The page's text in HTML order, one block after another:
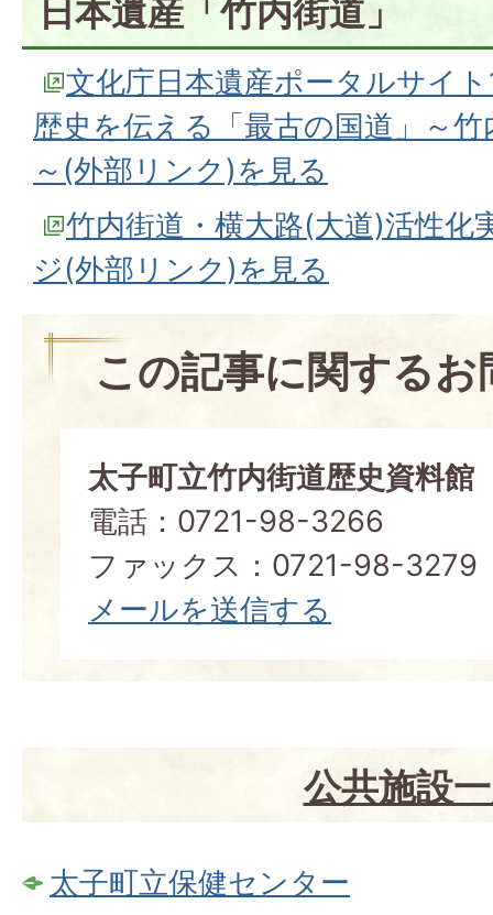
日本遺産「竹内街道」
文化庁日本遺産ポータルサイ
歴史を伝える「最古の国道」～
～(外部リンク)を見る
竹内街道・横大路(大道)活性化
ジ(外部リンク)を見る
この記事に関する
太子町立竹内街道歴史資料館
電話：0721-98-3266
ファックス：0721-98-3279
メールを送信する
公共施設
太子町立保健センター